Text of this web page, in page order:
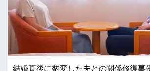
結婚直後に豹変した夫との関係修復事